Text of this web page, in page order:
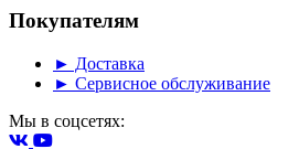
Покупателям
► Доставка
► Сервисное обслуживание
Мы в соцсетях: